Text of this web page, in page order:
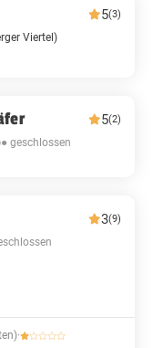
5(3)
Viertel)
5(2)
● geschlossen
3(9)
·